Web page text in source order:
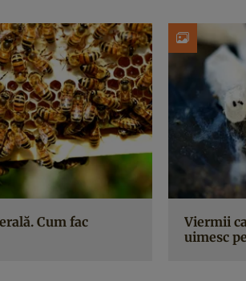
Cum fac
Viermii
uimesc